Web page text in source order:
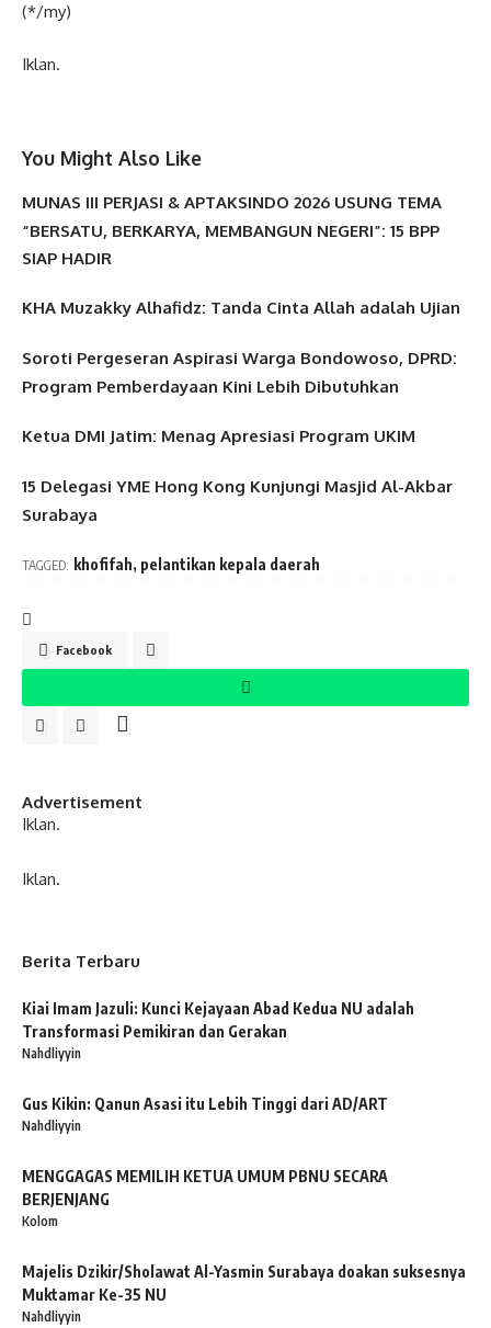
(*/my)
Iklan.
You Might Also Like
MUNAS III PERJASI & APTAKSINDO 2026 USUNG TEMA
“BERSATU, BERKARYA, MEMBANGUN NEGERI”: 15 BPP
SIAP HADIR
KHA Muzakky Alhafidz: Tanda Cinta Allah adalah Ujian
Soroti Pergeseran Aspirasi Warga Bondowoso, DPRD:
Program Pemberdayaan Kini Lebih Dibutuhkan
Ketua DMI Jatim: Menag Apresiasi Program UKIM
15 Delegasi YME Hong Kong Kunjungi Masjid Al-Akbar
Surabaya
TAGGED: khofifah, pelantikan kepala daerah
Facebook
Advertisement
Iklan.
Iklan.
Berita Terbaru
Kiai Imam Jazuli: Kunci Kejayaan Abad Kedua NU adalah
Transformasi Pemikiran dan Gerakan
Nahdliyyin
Gus Kikin: Qanun Asasi itu Lebih Tinggi dari AD/ART
Nahdliyyin
MENGGAGAS MEMILIH KETUA UMUM PBNU SECARA
BERJENJANG
Kolom
Majelis Dzikir/Sholawat Al-Yasmin Surabaya doakan suksesnya
Muktamar Ke-35 NU
Nahdliyyin